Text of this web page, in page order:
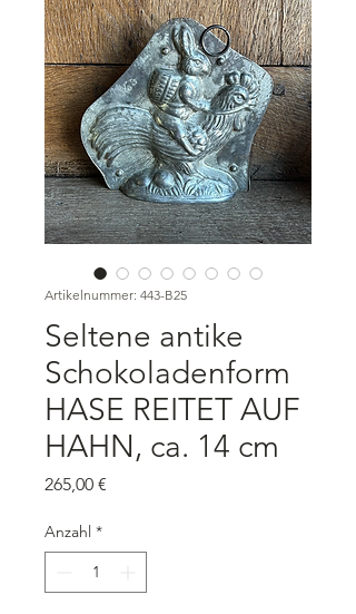
Artikelnummer: 443-B25
Seltene antike
Schokoladenform
HASE REITET AUF
HAHN, ca. 14 cm
265,00 €
Anzahl *